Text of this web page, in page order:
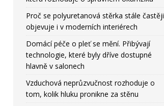
Proč se polyuretanová stěrka stále častěji
objevuje i v moderních interiérech
Domácí péče o pleť se mění. Přibývají
technologie, které byly dříve dostupné
hlavně v salonech
Vzduchová neprůzvučnost rozhoduje o
tom, kolik hluku pronikne za stěnu